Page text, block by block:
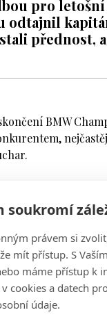
soukromí
právem si
mít přístup. S
máme přístup k
cookies a datech
údaje.
pro
přednost,
BMW
zprávu než v
Sám přitom
dělám, a
který o Ryder
i s ohledem na